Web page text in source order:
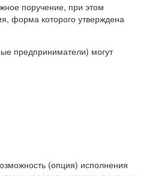
поручение, при этом
форма которого утверждена
предприниматели) могут
(опция) исполнения